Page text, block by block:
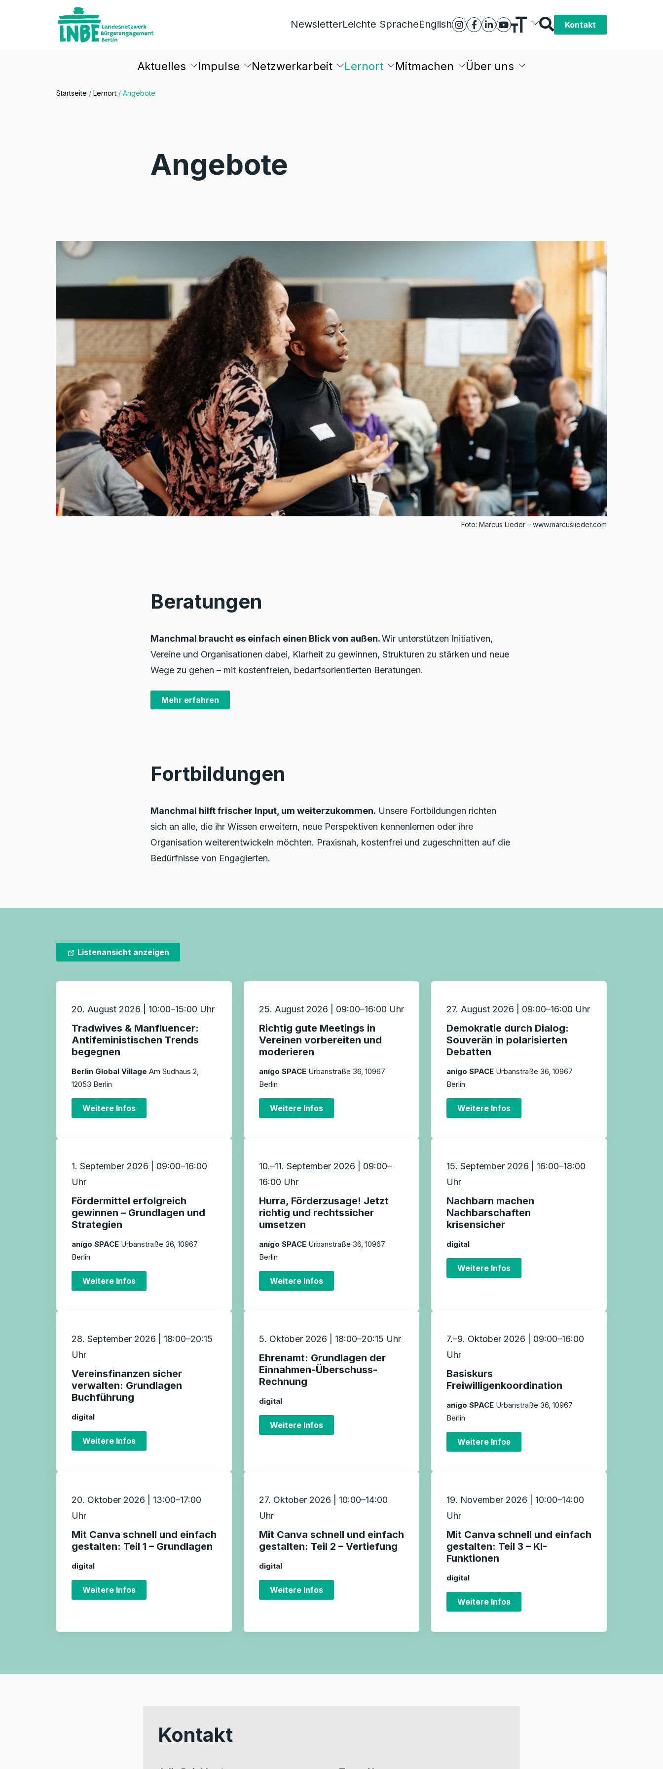
NewsletterLeichte SpracheEnglish Kontakt
Aktuelles Impulse Netzwerkarbeit Lernort Mitmachen Über uns
Startseite / Lernort / Angebote
Angebote
Foto: Marcus Lieder – www.marcuslieder.com
Beratungen
Manchmal braucht es einfach einen Blick von außen.Wir unterstützen Initiativen,
Vereine und Organisationen dabei, Klarheit zu gewinnen, Strukturen zu stärken und neue
Wege zu gehen – mit kostenfreien, bedarfsorientierten Beratungen.
Mehr erfahren
Fortbildungen
Manchmal hilft frischer Input, um weiterzukommen. Unsere Fortbildungen richten
sich an alle, die ihr Wissen erweitern, neue Perspektiven kennenlernen oder ihre
Organisation weiterentwickeln möchten. Praxisnah, kostenfrei und zugeschnitten auf die
Bedürfnisse von Engagierten.
Listenansicht anzeigen
20. August 2026 | 10:00–15:00 Uhr
Tradwives & Manfluencer:
Antifeministischen Trends
begegnen
Berlin Global Village Am Sudhaus 2,
12053 Berlin
Weitere Infos
25. August 2026 | 09:00–16:00 Uhr
Richtig gute Meetings in
Vereinen vorbereiten und
moderieren
anígo SPACE Urbanstraße 36, 10967
Berlin
Weitere Infos
27. August 2026 | 09:00–16:00 Uhr
Demokratie durch Dialog:
Souverän in polarisierten
Debatten
anígo SPACE Urbanstraße 36, 10967
Berlin
Weitere Infos
1. September 2026 | 09:00–16:00
Uhr
Fördermittel erfolgreich
gewinnen – Grundlagen und
Strategien
anígo SPACE Urbanstraße 36, 10967
Berlin
Weitere Infos
10.–11. September 2026 | 09:00–
16:00 Uhr
Hurra, Förderzusage! Jetzt
richtig und rechtssicher
umsetzen
anígo SPACE Urbanstraße 36, 10967
Berlin
Weitere Infos
15. September 2026 | 16:00–18:00
Uhr
Nachbarn machen
Nachbarschaften
krisensicher
digital
Weitere Infos
28. September 2026 | 18:00–20:15
Uhr
Vereinsfinanzen sicher
verwalten: Grundlagen
Buchführung
digital
Weitere Infos
5. Oktober 2026 | 18:00–20:15 Uhr
Ehrenamt: Grundlagen der
Einnahmen-Überschuss-
Rechnung
digital
Weitere Infos
7.–9. Oktober 2026 | 09:00–16:00
Uhr
Basiskurs
Freiwilligenkoordination
anígo SPACE Urbanstraße 36, 10967
Berlin
Weitere Infos
20. Oktober 2026 | 13:00–17:00
Uhr
Mit Canva schnell und einfach
gestalten: Teil 1 – Grundlagen
digital
Weitere Infos
27. Oktober 2026 | 10:00–14:00
Uhr
Mit Canva schnell und einfach
gestalten: Teil 2 – Vertiefung
digital
Weitere Infos
19. November 2026 | 10:00–14:00
Uhr
Mit Canva schnell und einfach
gestalten: Teil 3 – KI-
Funktionen
digital
Weitere Infos
Kontakt